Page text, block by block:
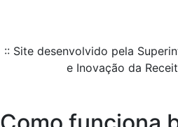
:: Site desenvolvido pela
e Inovação da